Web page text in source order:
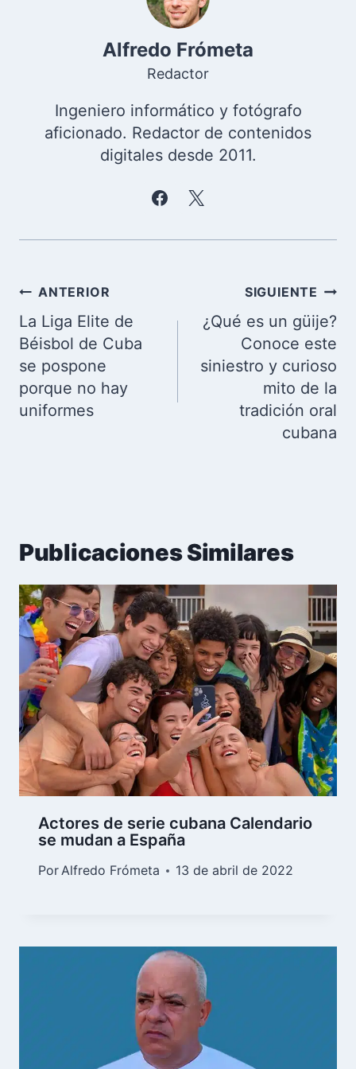
Alfredo Frómeta
Redactor
Ingeniero informático y fotógrafo
aficionado. Redactor de contenidos
digitales desde 2011.
Navegación
de
entradas
ANTERIOR
La Liga Elite de
Béisbol de Cuba
se pospone
porque no hay
uniformes
SIGUIENTE
¿Qué es un güije?
Conoce este
siniestro y curioso
mito de la
tradición oral
cubana
Publicaciones Similares
Actores de serie cubana Calendario
se mudan a España
PorAlfredo Frómeta 13 de abril de 2022